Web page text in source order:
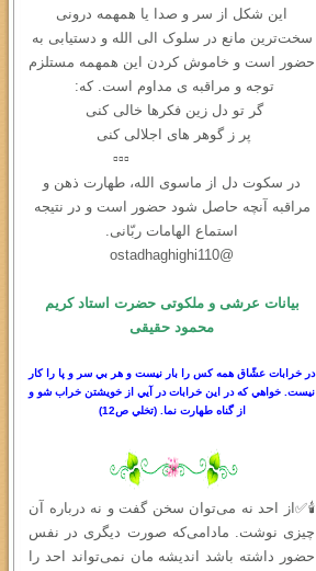
این شکل از سر و صدا یا همهمه‌ درونی
سخت‌ترین مانع در سلوک الی الله و دستیابی به
حضور است و خاموش کردن این همهمه مستلزم
توجه و مراقبه ی مداوم است. که:
گر تو دل زین فکرها خالی کنی
پر ز گوهر های اجلالی کنی
▫️▫️▫️
در سكوت دل از ماسوی الله، طهارت ذهن و
مراقبه آنچه حاصل شود حضور است و در نتیجه
استماع الهامات ربّانی.
@ostadhaghighi110
بیانات عرشی و ملکوتی حضرت استاد کریم
محمود حقیقی
در خرابات عشّاق همه كس را بار نيست و هر بي سر و پا را كار
نيست. خواهي كه در اين خرابات در آيي از خويشتن خراب شو و
از گناه طهارت نما.
(تخلي ص12)
🕯✅از احد نه می‌توان سخن گفت و نه درباره آن
چیزی نوشت. مادامی‌که صورت دیگری در نفس
حضور داشته باشد اندیشه‌ مان نمی‌تواند احد را